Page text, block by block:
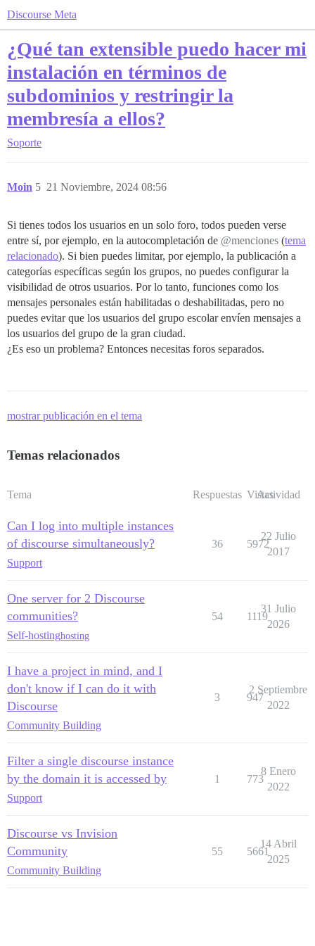
Discourse Meta
¿Qué tan extensible puedo hacer mi
instalación en términos de
subdominios y restringir la
membresía a ellos?
Soporte
Moin 21 Noviembre, 2024 08:56
5
Si tienes todos los usuarios en un solo foro, todos pueden verse
entre sí, por ejemplo, en la autocompletación de @menciones (tema
relacionado). Si bien puedes limitar, por ejemplo, la publicación a
categorías específicas según los grupos, no puedes configurar la
visibilidad de otros usuarios. Por lo tanto, funciones como los
mensajes personales están habilitadas o deshabilitadas, pero no
puedes evitar que los usuarios del grupo escolar envíen mensajes a
los usuarios del grupo de la gran ciudad.
¿Es eso un problema? Entonces necesitas foros separados.
mostrar publicación en el tema
Temas relacionados
Tema Respuestas Vistas
Actividad
Can I log into multiple instances
of discourse simultaneously?
Support
36 5972
22 Julio
2017
One server for 2 Discourse
communities?
Self-hostinghosting
54 1119
31 Julio
2026
I have a project in mind, and I
don't know if I can do it with
Discourse
Community Building
3 947
2 Septiembre
2022
Filter a single discourse instance
by the domain it is accessed by
Support
1 773
8 Enero
2022
Discourse vs Invision
Community
Community Building
55 5661
14 Abril
2025